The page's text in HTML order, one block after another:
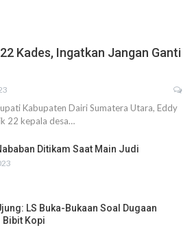
Kades, Ingatkan Jangan Ganti
Kabupaten Dairi Sumatera Utara, Eddy
22 kepala desa…
Ditikam Saat Main Judi
LS Buka-Bukaan Soal Dugaan
Kopi